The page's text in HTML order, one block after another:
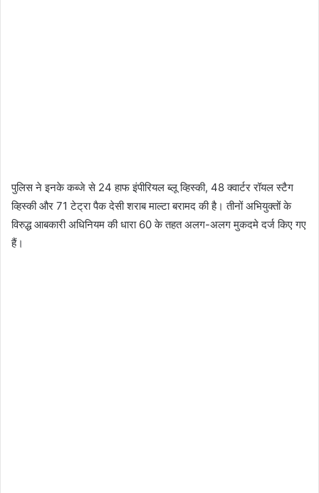
पुलिस ने इनके कब्जे से 24 हाफ इंपीरियल ब्लू व्हिस्की, 48 क्वार्टर रॉयल स्टैग
व्हिस्की और 71 टेट्रा पैक देसी शराब माल्टा बरामद की है। तीनों अभियुक्तों के
विरुद्ध आबकारी अधिनियम की धारा 60 के तहत अलग-अलग मुकदमे दर्ज किए गए
हैं।